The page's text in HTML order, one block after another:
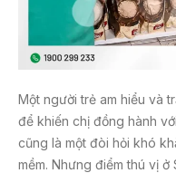
Một người trẻ am hiểu và
để khiến chị đồng hành
cũng là một đòi hỏi khó
mềm. Nhưng điểm thú vị ở